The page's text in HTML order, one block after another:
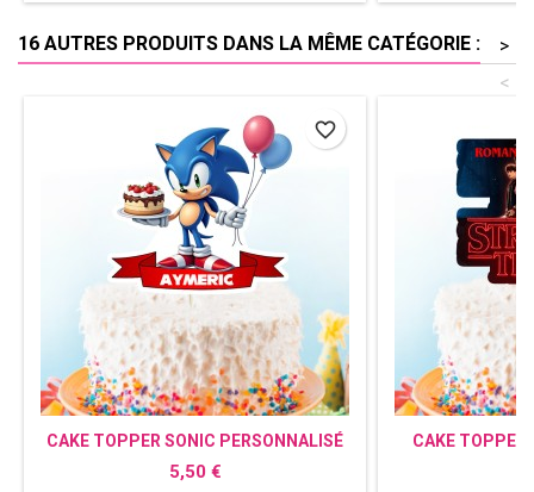
16 AUTRES PRODUITS DANS LA MÊME CATÉGORIE :
>
<
CAKE TOPPER SONIC PERSONNALISÉ
Prix
5,50 €
favorite_border
CAKE TOPPER